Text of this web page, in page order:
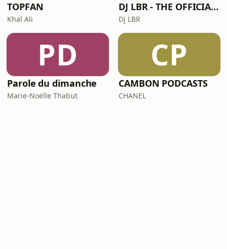
TOPFAN
Khal Ali
DJ LBR - THE OFFICIAL PODCAST
Dj LBR
PD
Parole du dimanche
Marie-Noëlle Thabut
CP
CAMBON PODCASTS
CHANEL